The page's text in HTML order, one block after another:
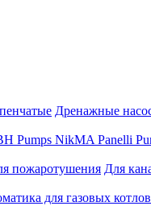
Дренажные
Pumps NikMA Panelli
пожаротушения Для
для газовых